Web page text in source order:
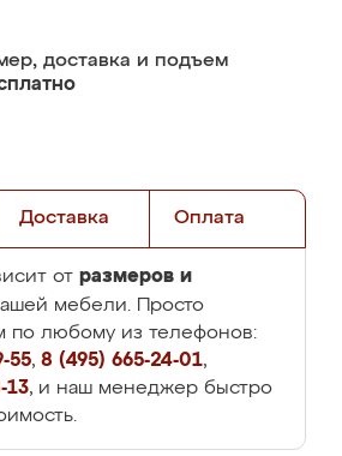
доставка и подъем
Доставка Оплата
от размеров и
мебели. Просто
по любому из телефонов:
55, 8 (495) 665-24-01,
13, и наш менеджер быстро